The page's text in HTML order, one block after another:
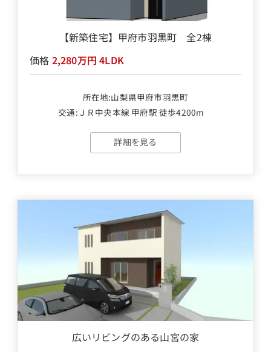
【新築住宅】甲府市羽黒町 全2棟
価格 2,280万円 4LDK
所在地:山梨県甲府市羽黒町
交通: ＪＲ中央本線 甲府駅 徒歩4200m
詳細を見る
広いリビングのある山宮の家